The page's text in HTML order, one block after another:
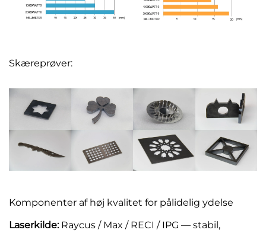
Skæreprøver:
Komponenter af høj kvalitet for pålidelig ydelse
Laserkilde: Raycus / Max / RECI / IPG — stabil,